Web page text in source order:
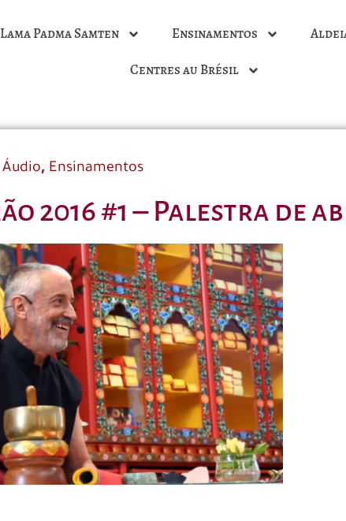
Lama Padma Samten Ensinamentos
Centres au Brésil
Áudio, Ensinamentos
2016 #1 – Palestra de